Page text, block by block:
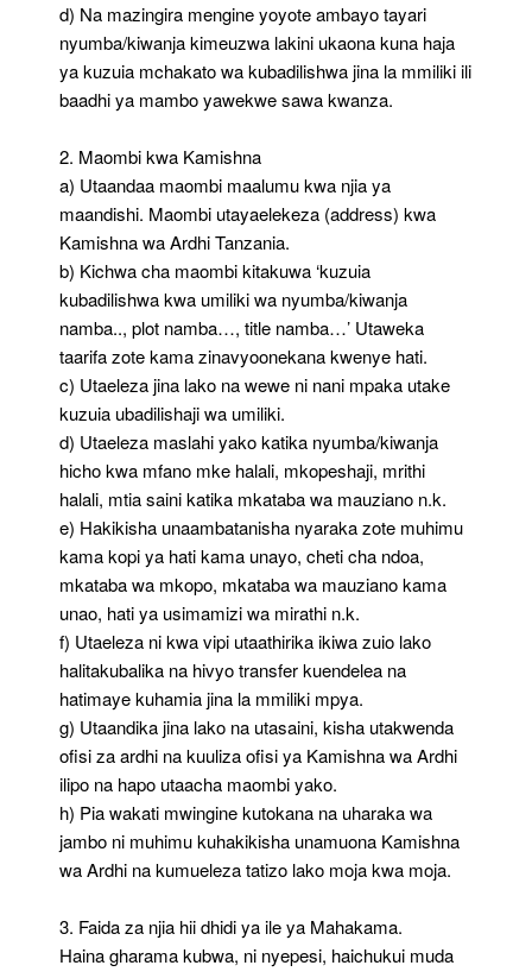
d) Na mazingira mengine yoyote ambayo tayari
nyumba/kiwanja kimeuzwa lakini ukaona kuna haja
ya kuzuia mchakato wa kubadilishwa jina la mmiliki ili
baadhi ya mambo yawekwe sawa kwanza.
2. Maombi kwa Kamishna
a) Utaandaa maombi maalumu kwa njia ya
maandishi. Maombi utayaelekeza (address) kwa
Kamishna wa Ardhi Tanzania.
b) Kichwa cha maombi kitakuwa ‘kuzuia
kubadilishwa kwa umiliki wa nyumba/kiwanja
namba.., plot namba…, title namba…’ Utaweka
taarifa zote kama zinavyoonekana kwenye hati.
c) Utaeleza jina lako na wewe ni nani mpaka utake
kuzuia ubadilishaji wa umiliki.
d) Utaeleza maslahi yako katika nyumba/kiwanja
hicho kwa mfano mke halali, mkopeshaji, mrithi
halali, mtia saini katika mkataba wa mauziano n.k.
e) Hakikisha unaambatanisha nyaraka zote muhimu
kama kopi ya hati kama unayo, cheti cha ndoa,
mkataba wa mkopo, mkataba wa mauziano kama
unao, hati ya usimamizi wa mirathi n.k.
f) Utaeleza ni kwa vipi utaathirika ikiwa zuio lako
halitakubalika na hivyo transfer kuendelea na
hatimaye kuhamia jina la mmiliki mpya.
g) Utaandika jina lako na utasaini, kisha utakwenda
ofisi za ardhi na kuuliza ofisi ya Kamishna wa Ardhi
ilipo na hapo utaacha maombi yako.
h) Pia wakati mwingine kutokana na uharaka wa
jambo ni muhimu kuhakikisha unamuona Kamishna
wa Ardhi na kumueleza tatizo lako moja kwa moja.
3. Faida za njia hii dhidi ya ile ya Mahakama.
Haina gharama kubwa, ni nyepesi, haichukui muda